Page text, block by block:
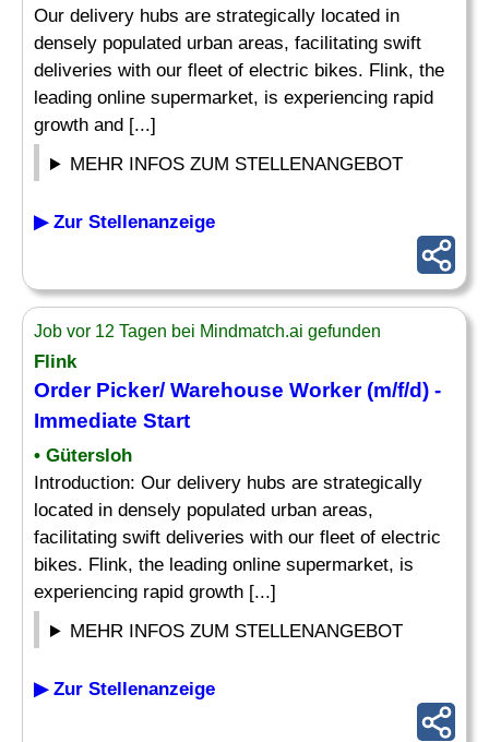
Our delivery hubs are strategically located in
densely populated urban areas, facilitating swift
deliveries with our fleet of electric bikes. Flink, the
leading online supermarket, is experiencing rapid
growth and [...]
MEHR INFOS ZUM STELLENANGEBOT
▶ Zur Stellenanzeige
Job vor 12 Tagen bei Mindmatch.ai gefunden
Flink
OrderPicker/ Warehouse Worker (m/f/d) -
Immediate Start
• Gütersloh
Introduction: Our delivery hubs are strategically
located in densely populated urban areas,
facilitating swift deliveries with our fleet of electric
bikes. Flink, the leading online supermarket, is
experiencing rapid growth [...]
MEHR INFOS ZUM STELLENANGEBOT
▶ Zur Stellenanzeige